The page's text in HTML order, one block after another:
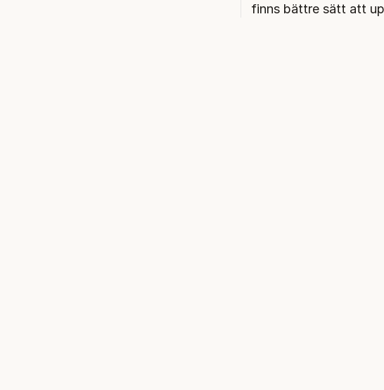
finns bättre sätt att